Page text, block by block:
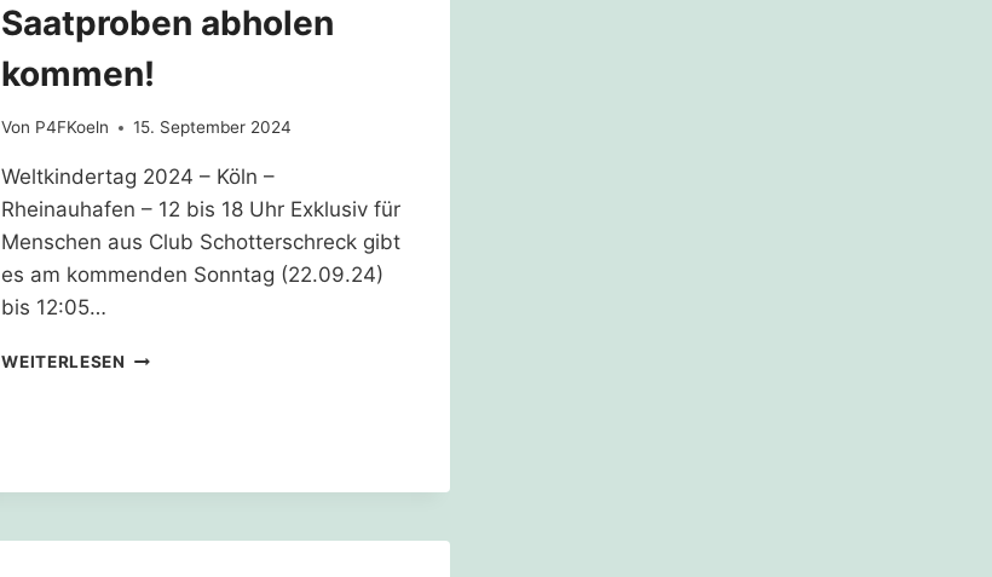
Saatproben abholen
kommen!
Von P4FKoeln 15. September 2024
Weltkindertag 2024 – Köln –
Rheinauhafen – 12 bis 18 Uhr Exklusiv für
Menschen aus Club Schotterschreck gibt
es am kommenden Sonntag (22.09.24)
bis 12:05…
WEITERLESEN CLUB